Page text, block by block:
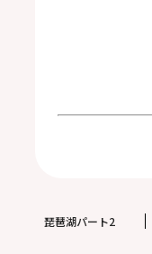
琵琶湖パート2